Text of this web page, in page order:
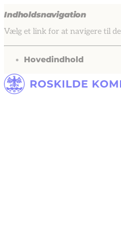
Indholdsnavigation
Vælg et link for at navigere til
gå til
Hovedindhold